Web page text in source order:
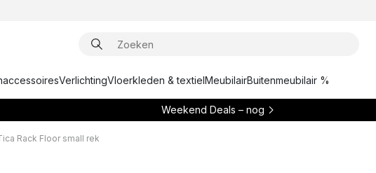
VerlichtingVloerkleden & textielMeubilairBuitenmeubilair %
Weekend Deals – nog
Rack Floor small rek